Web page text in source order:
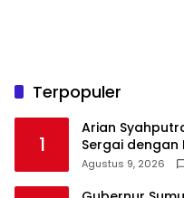
Terpopuler
1
Arian
Sergai dengan
Agustus 9, 2026